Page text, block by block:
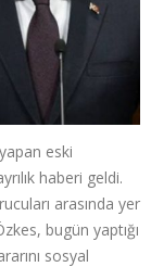
eski
haberi geldi.
arasında yer
bugün yaptığı
sosyal